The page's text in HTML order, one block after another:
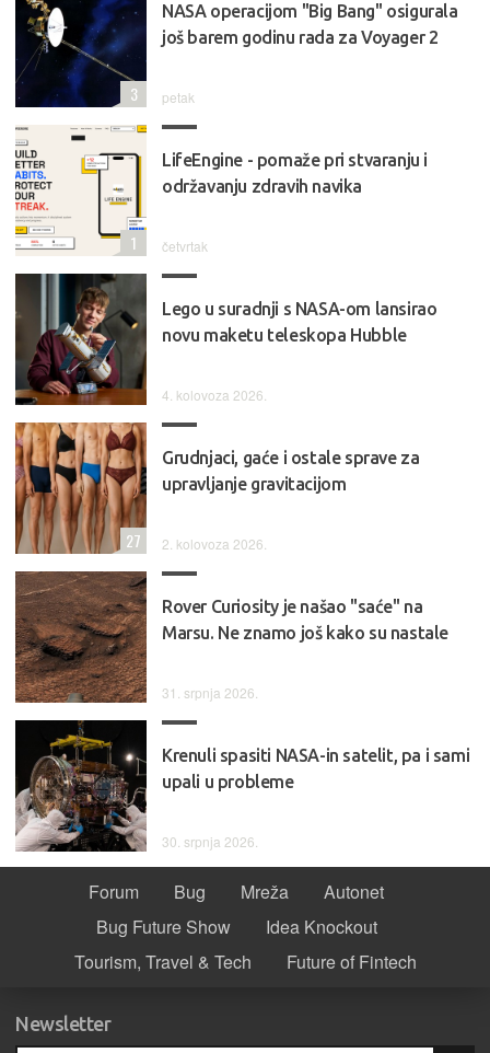
NASA operacijom "Big Bang" osigurala
još barem godinu rada za Voyager 2
petak
3
LifeEngine - pomaže pri stvaranju i
održavanju zdravih navika
četvrtak
1
Lego u suradnji s NASA-om lansirao
novu maketu teleskopa Hubble
4. kolovoza 2026.
Grudnjaci, gaće i ostale sprave za
upravljanje gravitacijom
2. kolovoza 2026.
27
Rover Curiosity je našao "saće" na
Marsu. Ne znamo još kako su nastale
31. srpnja 2026.
Krenuli spasiti NASA-in satelit, pa i sami
upali u probleme
30. srpnja 2026.
Forum Bug Mreža
Autonet
Bug Future Show
Idea Knockout
Tourism, Travel & Tech
Future of Fintech
Newsletter